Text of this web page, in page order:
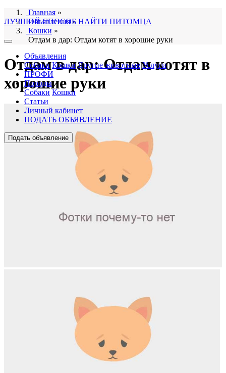
ЛУЧШИЙ СПОСОБ НАЙТИ ПИТОМЦА
Объявления
Собаки Кошки Другие животные Услуги
ПРОФИ
Породы
Собаки Кошки
Статьи
Личный кабинет
ПОДАТЬ ОБЪЯВЛЕНИЕ
Подать объявление
Главная »
Объявления»
Кошки »
Отдам в дар: Отдам котят в хорошие руки
Отдам в дар: Отдам котят в
хорошие руки